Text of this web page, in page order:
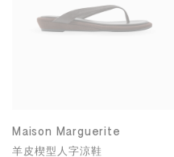
Maison Marguerite
羊皮楔型人字涼鞋